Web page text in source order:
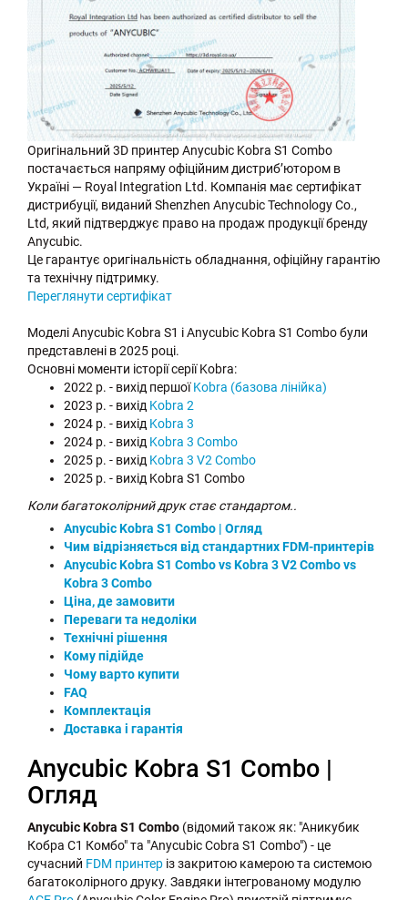
Оригінальний 3D принтер Anycubic Kobra S1 Combo
постачається напряму офіційним дистриб’ютором в
Україні — Royal Integration Ltd. Компанія має сертифікат
дистрибуції, виданий Shenzhen Anycubic Technology Co.,
Ltd, який підтверджує право на продаж продукції бренду
Anycubic.
Це гарантує оригінальність обладнання, офіційну гарантію
та технічну підтримку.
Переглянути сертифікат
Моделі Anycubic Kobra S1 і Anycubic Kobra S1 Combo були
представлені в 2025 році.
Основні моменти історії серії Kobra:
2022 р. - вихід першоїKobra (базова лінійка)
2023 р. - вихід Kobra 2
2024 р. - вихід Kobra 3
2024 р. - вихід Kobra 3 Combo
2025 р. - вихід Kobra 3 V2 Combo
2025 р. - вихід Kobra S1 Combo
Коли багатоколірний друк стає стандартом..
Anycubic Kobra S1 Combo | Огляд
Чим відрізняється від стандартних FDM-принтерів
Anycubic Kobra S1 Combo vs Kobra 3 V2 Combo vs
Kobra 3 Combo
Ціна, де замовити
Переваги та недоліки
Технічні рішення
Кому підійде
Чому варто купити
FAQ
Комплектація
Доставка і гарантія
Anycubic Kobra S1 Combo |
Огляд
Anycubic Kobra S1 Combo (відомий також як: "Аникубик
Кобра С1 Комбо" та "Anycubic Cobra S1 Combo") - це
сучасний FDM принтер із закритою камерою та системою
багатоколірного друку. Завдяки інтегрованому модулю